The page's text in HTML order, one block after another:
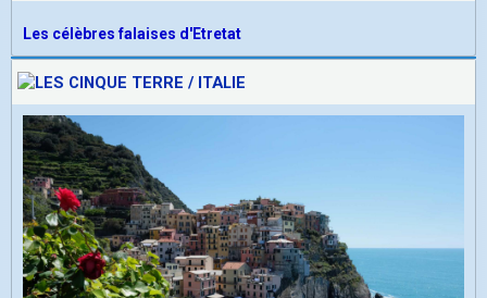
Les célèbres falaises d'Etretat